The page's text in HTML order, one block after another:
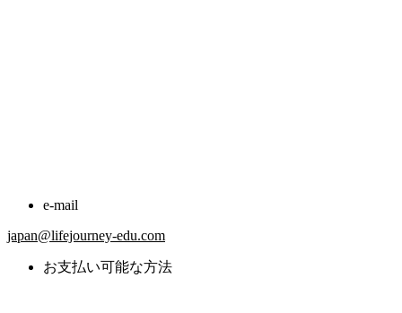
e-mail
japan@lifejourney-edu.com
お支払い可能な方法